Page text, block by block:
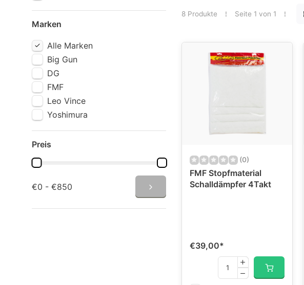
Marken
Alle Marken
Big Gun
DG
FMF
Leo Vince
Yoshimura
Preis
€0 - €850
8 Produkte Seite 1 von 1
(0)
FMF Stopfmaterial
Schalldämpfer 4Takt
€39,00*